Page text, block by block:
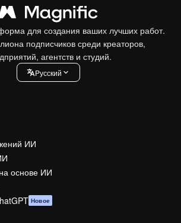
для создания ваших лучших работ.
подписчиков среди креаторов,
агентств и студий.
Pусский
ИИ
основе ИИ
Новое